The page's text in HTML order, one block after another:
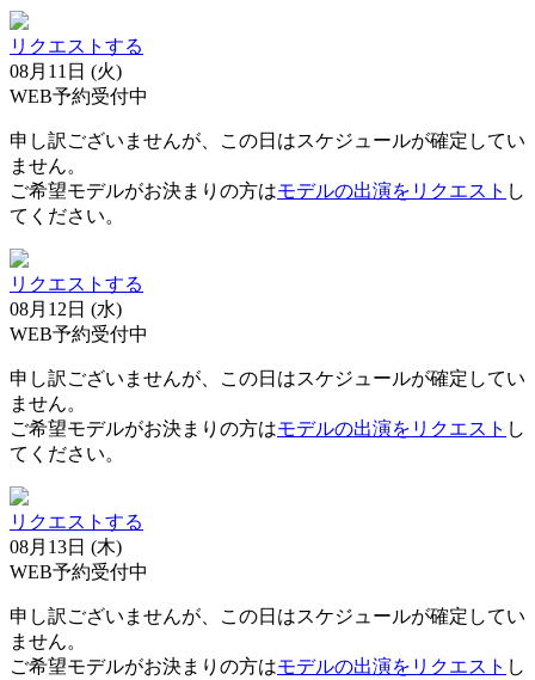
リクエストする
08月11日 (火)
WEB予約受付中
申し訳ございませんが、この日はスケジュールが確定してい
ません。
ご希望モデルがお決まりの方はモデルの出演をリクエスト し
てください。
リクエストする
08月12日 (水)
WEB予約受付中
申し訳ございませんが、この日はスケジュールが確定してい
ません。
ご希望モデルがお決まりの方はモデルの出演をリクエスト し
てください。
リクエストする
08月13日 (木)
WEB予約受付中
申し訳ございませんが、この日はスケジュールが確定してい
ません。
ご希望モデルがお決まりの方はモデルの出演をリクエスト し